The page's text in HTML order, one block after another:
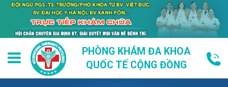
PHÒNG KHÁM ĐA KHOA
QUỐC TẾ CỘNG ĐỒNG